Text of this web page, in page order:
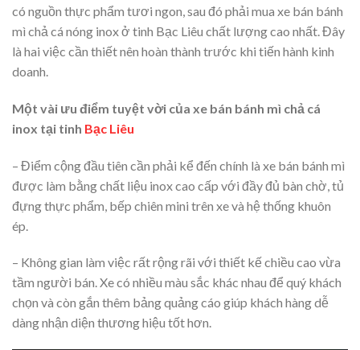
có nguồn thực phẩm tươi ngon, sau đó phải mua xe bán bánh
mì chả cá nóng inox ở tinh Bạc Liêu chất lượng cao nhất. Đây
là hai việc cần thiết nên hoàn thành trước khi tiến hành kinh
doanh.
Một vài ưu điểm tuyệt vời của xe bán bánh mì chả cá
inox tại tinh Bạc Liêu
– Điểm cộng đầu tiên cần phải kể đến chính là xe bán bánh mì
được làm bằng chất liệu inox cao cấp với đầy đủ bàn chờ, tủ
đựng thực phẩm, bếp chiên mini trên xe và hệ thống khuôn
ép.
– Không gian làm việc rất rộng rãi với thiết kế chiều cao vừa
tầm người bán. Xe có nhiều màu sắc khác nhau để quý khách
chọn và còn gắn thêm bảng quảng cáo giúp khách hàng dễ
dàng nhận diện thương hiệu tốt hơn.